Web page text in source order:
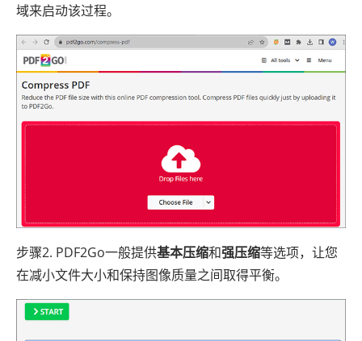
域来启动该过程。
步骤2. PDF2Go一般提供基本压缩和强压缩等选项，让您
在减小文件大小和保持图像质量之间取得平衡。